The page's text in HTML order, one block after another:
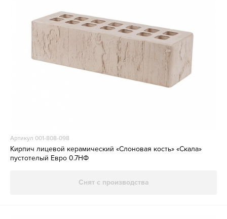
Артикул 001-808-098
Кирпич лицевой керамический «Слоновая кость» «Скала»
пустотелый Евро 0.7НФ
Снят с производства